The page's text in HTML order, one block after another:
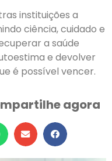
instituições a
ciência, cuidado e
a saúde
e devolver
é possível vencer.
agora